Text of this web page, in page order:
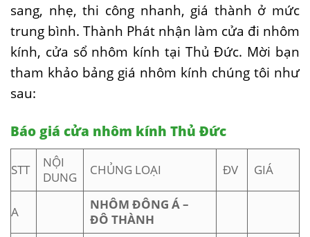
sang, nhẹ, thi công nhanh, giá thành ở mức
trung bình. Thành Phát nhận làm cửa đi nhôm
kính, cửa sổ nhôm kính tại Thủ Đức. Mời bạn
tham khảo bảng giá nhôm kính chúng tôi như
sau:
Báo giá cửa nhôm kính Thủ Đức
STT
NỘI
DUNG
CHỦNG LOẠI ĐV GIÁ
A
NHÔM ĐÔNG Á –
ĐÔ THÀNH